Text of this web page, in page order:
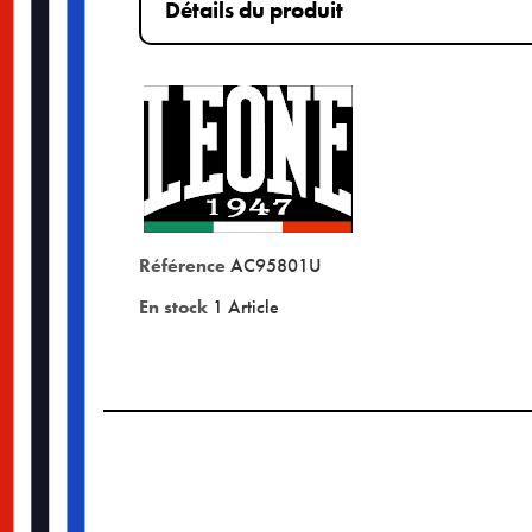
Détails du produit
RéférenceAC95801U
En stock 1 Article